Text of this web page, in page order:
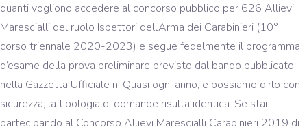
quanti vogliono accedere al concorso pubblico per 626 Allievi
Marescialli del ruolo Ispettori dell’Arma dei Carabinieri (10°
corso triennale 2020-2023) e segue fedelmente il programma
d’esame della prova preliminare previsto dal bando pubblicato
nella Gazzetta Ufficiale n. Quasi ogni anno, e possiamo dirlo con
sicurezza, la tipologia di domande risulta identica. Se stai
partecipando al Concorso Allievi Marescialli Carabinieri 2019 di